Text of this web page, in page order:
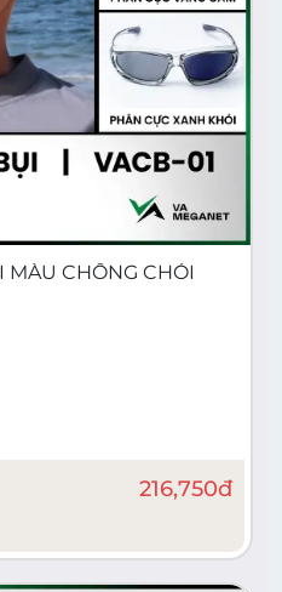
CHỐNG CHÓI
216,750đ